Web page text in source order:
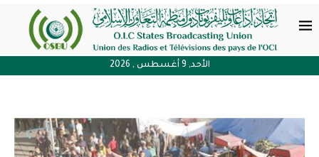
الأحد, 9 أغسطس , 2026